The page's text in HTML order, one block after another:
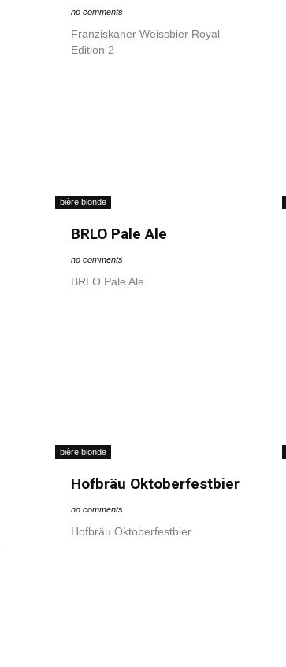
no comments
Franziskaner Weissbier Royal
Edition 2
bière blonde
BRLO Pale Ale
no comments
BRLO Pale Ale
bière blonde
Hofbräu Oktoberfestbier
no comments
Hofbräu Oktoberfestbier